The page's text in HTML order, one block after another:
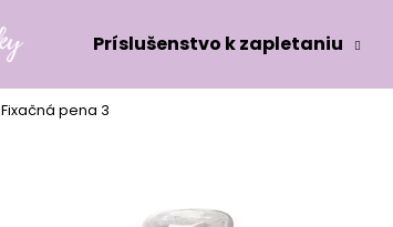
Príslušenstvo k zapletaniu
Fixačná pena 3